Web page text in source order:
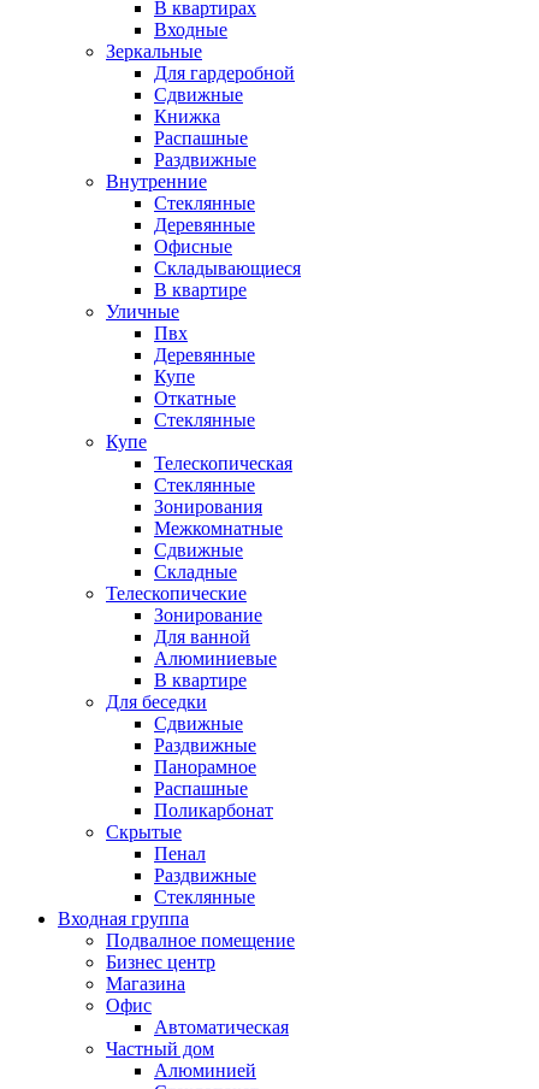
В квартирах
Входные
Зеркальные
Для гардеробной
Сдвижные
Книжка
Распашные
Раздвижные
Внутренние
Стеклянные
Деревянные
Офисные
Складывающиеся
В квартире
Уличные
Пвх
Деревянные
Купе
Откатные
Стеклянные
Купе
Телескопическая
Стеклянные
Зонирования
Межкомнатные
Сдвижные
Складные
Телескопические
Зонирование
Для ванной
Алюминиевые
В квартире
Для беседки
Сдвижные
Раздвижные
Панорамное
Распашные
Поликарбонат
Скрытые
Пенал
Раздвижные
Стеклянные
Входная группа
Подвалное помещение
Бизнес центр
Магазина
Офис
Автоматическая
Частный дом
Алюминией